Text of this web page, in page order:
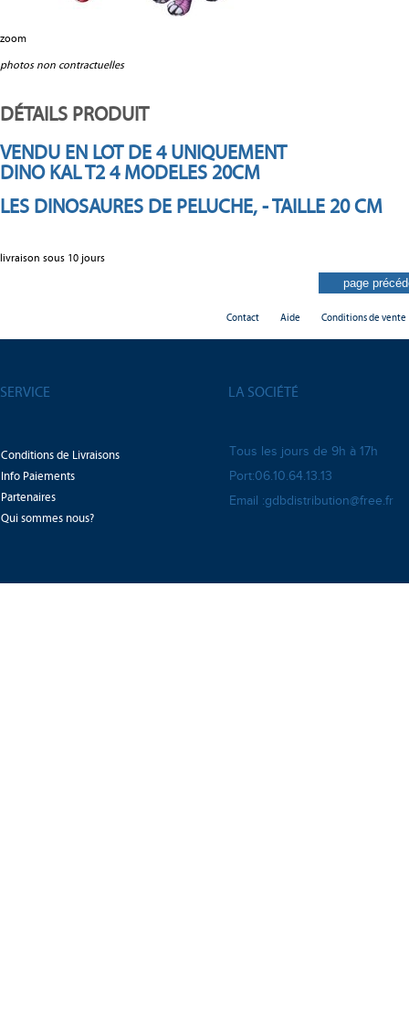
zoom
photos non contractuelles
DÉTAILS PRODUIT
VENDU EN LOT DE 4 UNIQUEMENT
DINO KAL T2 4 MODELES 20CM
LES DINOSAURES DE PELUCHE, - TAILLE 20 CM
livraison sous 10 jours
Contact Aide Conditions de vente
SERVICE LA SOCIÉTÉ
Conditions de Livraisons
Info Paiements
Partenaires
Qui sommes nous?
Tous les jours de 9h à 17h
Port:06.10.64.13.13
Email :gdbdistribution@free.fr